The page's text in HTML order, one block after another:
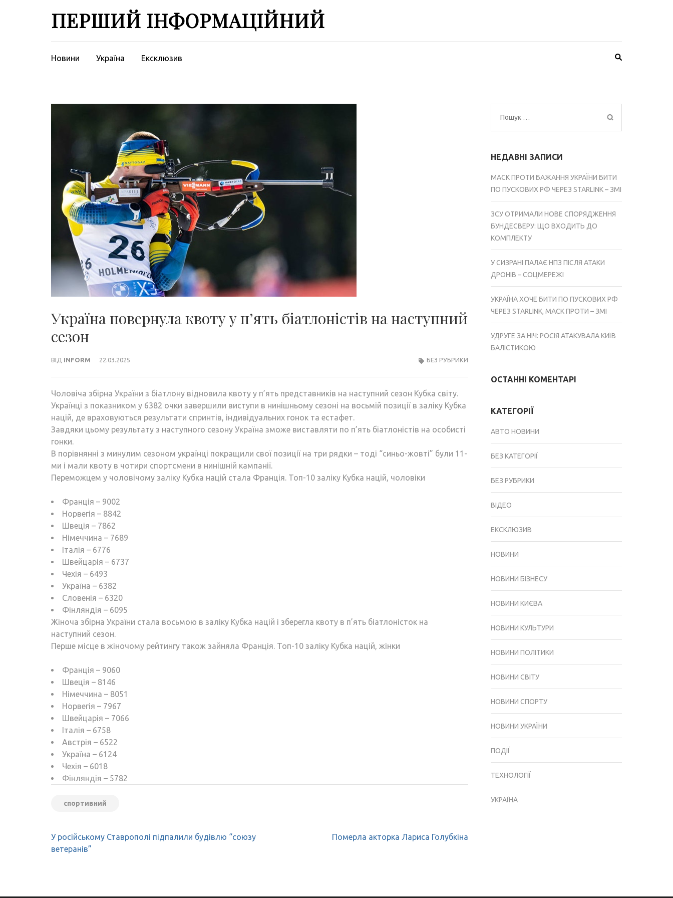
ПЕРШИЙ ІНФОРМАЦІЙНИЙ
Новини Україна Ексклюзив
Україна повернула квоту у п’ять біатлоністів на наступний
сезон
ВІД INFORM 22.03.2025 БЕЗ РУБРИКИ
Чоловіча збірна України з біатлону відновила квоту у п’ять представників на наступний сезон Кубка світу.
Українці з показником у 6382 очки завершили виступи в нинішньому сезоні на восьмій позиції в заліку Кубка
націй, де враховуються результати спринтів, індивідуальних гонок та естафет.
Завдяки цьому результату з наступного сезону Україна зможе виставляти по п’ять біатлоністів на особисті
гонки.
В порівнянні з минулим сезоном українці покращили свої позиції на три рядки – тоді “синьо-жовті” були 11-
ми і мали квоту в чотири спортсмени в нинішній кампанії.
Переможцем у чоловічому заліку Кубка націй стала Франція. Топ-10 заліку Кубка націй, чоловіки
Франція – 9002
Норвегія – 8842
Швеція – 7862
Німеччина – 7689
Італія – 6776
Швейцарія – 6737
Чехія – 6493
Україна – 6382
Словенія – 6320
Фінляндія – 6095
Жіноча збірна України стала восьмою в заліку Кубка націй і зберегла квоту в п’ять біатлоністок на
наступний сезон.
Перше місце в жіночому рейтингу також зайняла Франція. Топ-10 заліку Кубка націй, жінки
Франція – 9060
Швеція – 8146
Німеччина – 8051
Норвегія – 7967
Швейцарія – 7066
Італія – 6758
Австрія – 6522
Україна – 6124
Чехія – 6018
Фінляндія – 5782
спортивний
Навігація
записів
У російському Ставрополі підпалили будівлю “союзу
ветеранів”
Померла акторка Лариса Голубкіна
Пошук:
НЕДАВНІ ЗАПИСИ
МАСК ПРОТИ БАЖАННЯ УКРАЇНИ БИТИ
ПО ПУСКОВИХ РФ ЧЕРЕЗ STARLINK – ЗМІ
ЗСУ ОТРИМАЛИ НОВЕ СПОРЯДЖЕННЯ
БУНДЕСВЕРУ: ЩО ВХОДИТЬ ДО
КОМПЛЕКТУ
У СИЗРАНІ ПАЛАЄ НПЗ ПІСЛЯ АТАКИ
ДРОНІВ – СОЦМЕРЕЖІ
УКРАЇНА ХОЧЕ БИТИ ПО ПУСКОВИХ РФ
ЧЕРЕЗ STARLINK, МАСК ПРОТИ – ЗМІ
УДРУГЕ ЗА НІЧ: РОСІЯ АТАКУВАЛА КИЇВ
БАЛІСТИКОЮ
ОСТАННІ КОМЕНТАРІ
КАТЕГОРІЇ
АВТО НОВИНИ
БЕЗ КАТЕГОРІЇ
БЕЗ РУБРИКИ
ВІДЕО
ЕКСКЛЮЗИВ
НОВИНИ
НОВИНИ БІЗНЕСУ
НОВИНИ КИЄВА
НОВИНИ КУЛЬТУРИ
НОВИНИ ПОЛІТИКИ
НОВИНИ СВІТУ
НОВИНИ СПОРТУ
НОВИНИ УКРАЇНИ
ПОДІЇ
ТЕХНОЛОГІЇ
УКРАЇНА